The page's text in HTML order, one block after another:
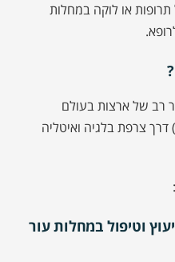
או לוקה במחלות
רב של ארצות בעולם
דרך צרפת בלגיה ואיטליה
וטיפול במחלות עור